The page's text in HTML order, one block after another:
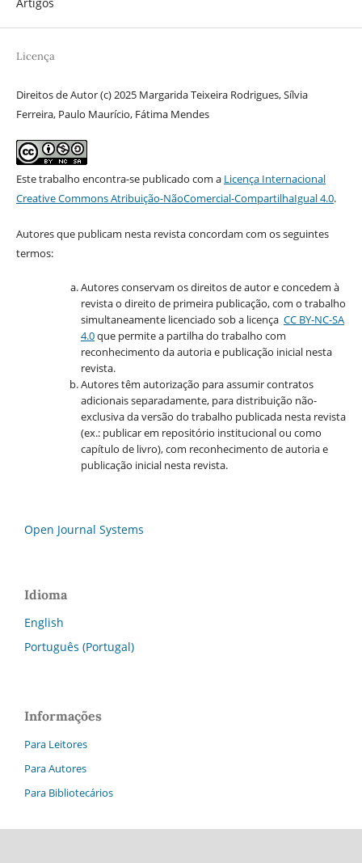
Licença
Direitos de Autor (c) 2025 Margarida Teixeira Rodrigues, Sílvia
Ferreira, Paulo Maurício, Fátima Mendes
Este trabalho encontra-se publicado com a Licença Internacional
Creative Commons Atribuição-NãoComercial-CompartilhaIgual 4.0.
Autores que publicam nesta revista concordam com os seguintes
termos:
Autores conservam os direitos de autor e concedem à
revista o direito de primeira publicação, com o trabalho
simultaneamente licenciado sob a licença CC BY-NC-SA
4.0que permite a partilha do trabalho com
reconhecimento da autoria e publicação inicial nesta
revista.
Autores têm autorização para assumir contratos
adicionais separadamente, para distribuição não-
exclusiva da versão do trabalho publicada nesta revista
(ex.: publicar em repositório institucional ou como
capítulo de livro), com reconhecimento de autoria e
publicação inicial nesta revista.
Open Journal Systems
Idioma
English
Português (Portugal)
Informações
Para Leitores
Para Autores
Para Bibliotecários